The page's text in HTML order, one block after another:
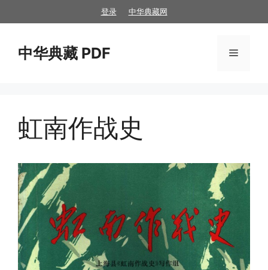
至
登录 中华典藏网
中华典藏 PDF 菜
虹南作战史